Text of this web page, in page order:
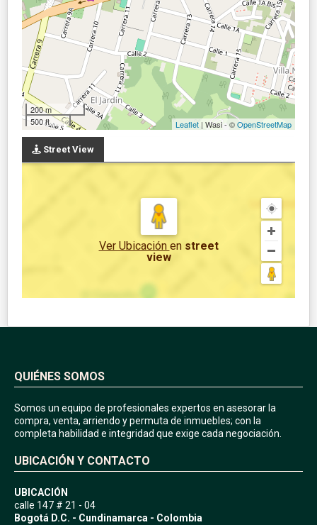
200 m
500 ft
Leaflet | Wasi - ©OpenStreetMap
Street View
Ver Ubicación en street
view
QUIÉNES SOMOS
Somos un equipo de profesionales expertos en asesorar la
compra, venta, arriendo y permuta de inmuebles; con la
completa habilidad e integridad que exige cada negociación.
UBICACIÓN Y CONTACTO
UBICACIÓN
calle 147 # 21 - 04
Bogotá D.C. - Cundinamarca - Colombia